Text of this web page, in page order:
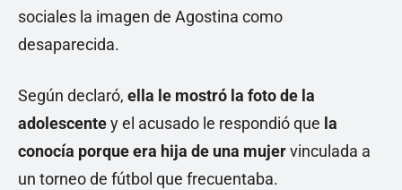
sociales la imagen de Agostina como
desaparecida.
Según declaró, ella le mostró la foto de la
adolescentey el acusado le respondió que la
conocía porque era hija de una mujervinculada a
un torneo de fútbol que frecuentaba.